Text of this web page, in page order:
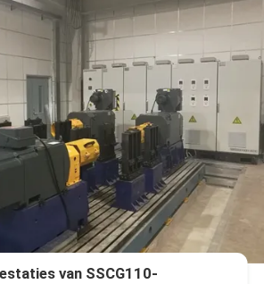
van SSCG110-